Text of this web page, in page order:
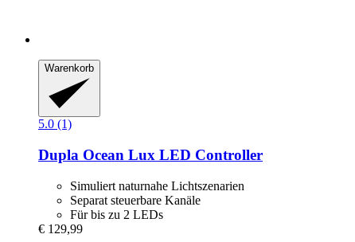
Warenkorb
5.0 (1)
Dupla Ocean Lux LED Controller
Simuliert naturnahe Lichtszenarien
Separat steuerbare Kanäle
Für bis zu 2 LEDs
€ 129,99